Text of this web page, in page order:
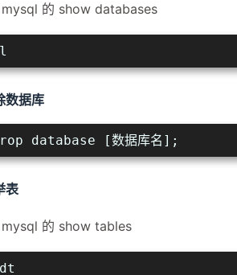
的 show databases
数据库
database [数据库名];
表
mysql 的 show tables